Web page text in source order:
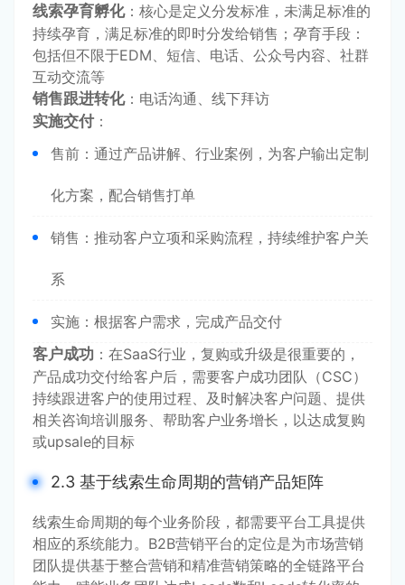
线索孕育孵化：核心是定义分发标准，未满足标准的
持续孕育，满足标准的即时分发给销售；孕育手段：
包括但不限于EDM、短信、电话、公众号内容、社群
互动交流等
销售跟进转化：电话沟通、线下拜访
实施交付 ：
售前：通过产品讲解、行业案例，为客户输出定制
化方案，配合销售打单
销售：推动客户立项和采购流程，持续维护客户关
系
实施：根据客户需求，完成产品交付
客户成功 ：在SaaS行业，复购或升级是很重要的，
产品成功交付给客户后，需要客户成功团队（CSC）
持续跟进客户的使用过程、及时解决客户问题、提供
相关咨询培训服务、帮助客户业务增长，以达成复购
或upsale的目标
2.3 基于线索生命周期的营销产品矩阵
线索生命周期的每个业务阶段，都需要平台工具提供
相应的系统能力。B2B营销平台的定位是为市场营销
团队提供基于整合营销和精准营销策略的全链路平台